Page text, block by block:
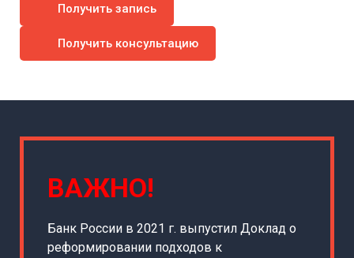
Получить запись
Получить консультацию
ВАЖНО!
Банк России в 2021 г. выпустил Доклад о
реформировании подходов к